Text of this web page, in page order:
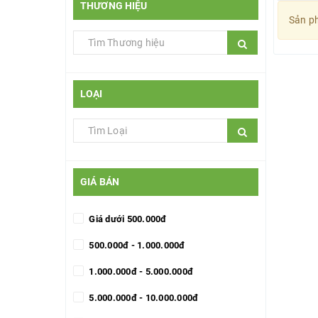
THƯƠNG HIỆU
LOẠI
GIÁ BÁN
Giá dưới 500.000đ
500.000đ - 1.000.000đ
1.000.000đ - 5.000.000đ
5.000.000đ - 10.000.000đ
Sản